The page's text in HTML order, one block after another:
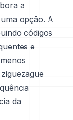
a
opção. A
códigos
e
da